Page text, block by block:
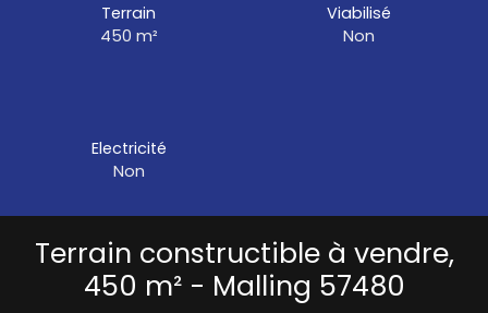
Terrain
450 m²
Viabilisé
Non
Electricité
Non
Terrain constructible à vendre,
450 m² - Malling 57480